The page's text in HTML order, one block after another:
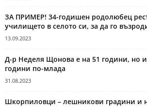
ЗА ПРИМЕР! 34-годишен родолюбец
училището в селото си, за да го
13.09.2023
Д-р Неделя Щонова е на 51 години, но
години по-млада
31.08.2023
Шкорпиловци – лешникови градини и